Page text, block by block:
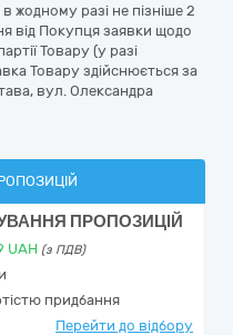
жодному разі не пізніше 2
від Покупця заявки щодо
Товару (у разі
Товару здійснюється за
вул. Олександра
ПРОПОЗИЦІЙ
UAH (з ПДВ)
придбання
Перейти до відбору